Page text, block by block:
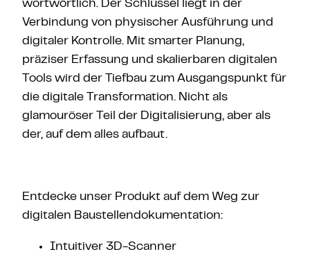
wortwörtlich. Der Schlüssel liegt in der
Verbindung von physischer Ausführung und
digitaler Kontrolle. Mit smarter Planung,
präziser Erfassung und skalierbaren digitalen
Tools wird der Tiefbau zum Ausgangspunkt für
die digitale Transformation. Nicht als
glamouröser Teil der Digitalisierung, aber als
der, auf dem alles aufbaut.
Entdecke unser Produkt auf dem Weg zur
digitalen Baustellendokumentation:
Intuitiver 3D-Scanner